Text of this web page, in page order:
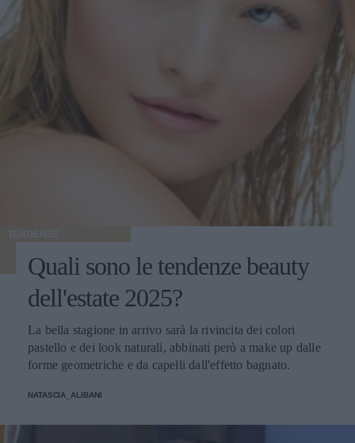
TENDENZE
Quali sono le tendenze beauty
dell'estate 2025?
La bella stagione in arrivo sarà la rivincita dei colori
pastello e dei look naturali, abbinati però a make up dalle
forme geometriche e da capelli dall'effetto bagnato.
NATASCIA_ALIBANI